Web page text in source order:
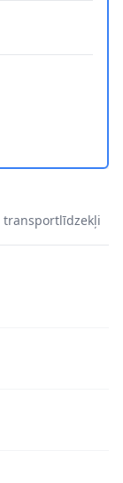
transportlīdzekļi